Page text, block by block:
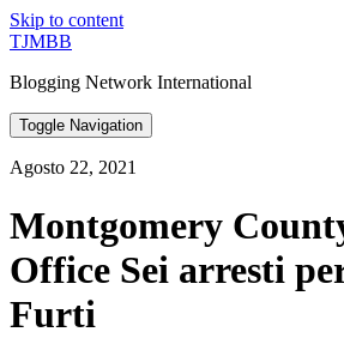
Skip to content
TJMBB
Blogging Network International
Toggle Navigation
Agosto 22, 2021
Montgomery
Office Sei arresti
Furti